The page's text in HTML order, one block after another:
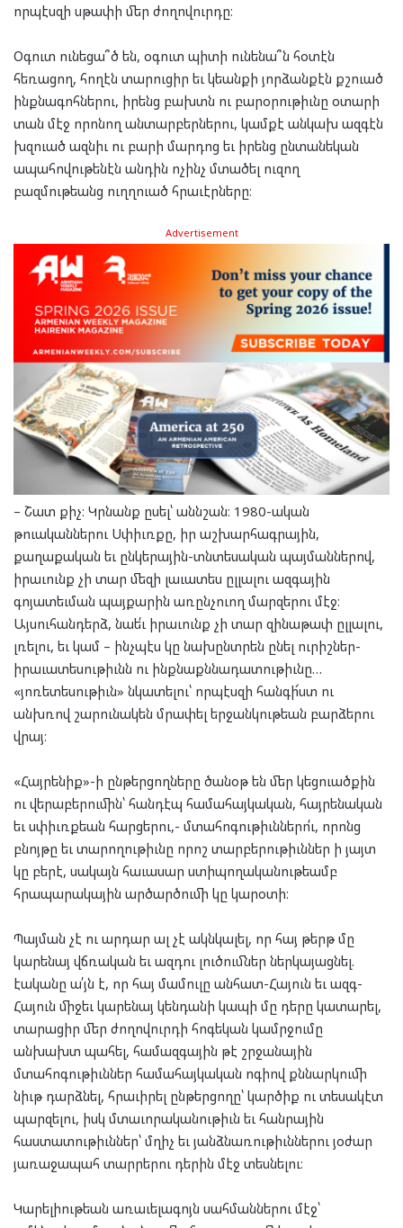
որպէսզի սթափի մեր ժողովուրդը։
Օգուտ ունեցա՞ծ են, օգուտ պիտի ունենա՞ն հօտէն
հեռացող, հողէն տարուցիր եւ կեանքի յորձանքէն քշուած
ինքնագոհներու, իրենց բախտն ու բարօրութիւնը օտարի
տան մէջ որոնող անտարբերներու, կամքէ անկախ ազգէն
խզուած ազնիւ ու բարի մարդոց եւ իրենց ընտանեկան
ապահովութենէն անդին ոչինչ մտածել ուզող
բազմութեանց ուղղուած հրաւէրները։
Advertisement
– Շատ քիչ։ Կրնանք ըսել՝ աննշան։ 1980-ական
թուականներու Սփիւռքը, իր աշխարհագրային,
քաղաքական եւ ընկերային-տնտեսական պայմաններով,
իրաւունք չի տար մեզի լաւատես ըլլալու ազգային
գոյատեւման պայքարին առընչուող մարզերու մէջ։
Այսուհանդերձ, նաե՛ւ իրաւունք չի տար զինաթափ ըլլալու,
լռելու, եւ կամ – ինչպէս կը նախընտրեն ընել ուրիշներ-
իրաւատեսութիւնն ու ինքնաքննադատութիւնը…
«յոռետեսութիւն» նկատելու՝ որպէսզի հանգի՜ստ ու
անխռով շարունակեն մրափել երջանկութեան բարձերու
վրայ։
«Հայրենիք»-ի ընթերցողները ծանօթ են մեր կեցուածքին
ու վերաբերումին՝ հանդէպ համահայկական, հայրենական
եւ սփիւռքեան հարցերու,- մտահոգութիւններո՛ւ, որոնց
բնոյթը եւ տարողութիւնը որոշ տարբերութիւններ ի յայտ
կը բերէ, սակայն հաւասար ստիպողականութեամբ
հրապարակային արծարծումի կը կարօտի։
Պայման չէ ու արդար ալ չէ ակնկալել, որ հայ թերթ մը
կարենայ վճռական եւ ազդու լուծումներ ներկայացնել.
էականը ա՛յն է, որ հայ մամուլը անհատ-Հայուն եւ ազգ-
Հայուն միջեւ կարենայ կենդանի կապի մը դերը կատարել,
տարացիր մեր ժողովուրդի հոգեկան կամրջումը
անխախտ պահել, համազգային թէ շրջանային
մտահոգութիւններ համահայկական ոգիով քննարկումի
նիւթ դարձնել, հրաւիրել ընթերցողը՝ կարծիք ու տեսակէտ
պարզելու, իսկ մտաւորականութիւն եւ հանրային
հաստատութիւններ՝ մղիչ եւ յանձնառութիւններու յօժար
յառաջապահ տարրերու դերին մէջ տեսնելու։
Կարելիութեան առաւելագոյն սահմաններու մէջ՝